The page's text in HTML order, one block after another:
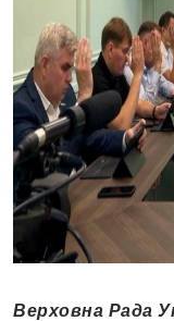
Верховна Рада